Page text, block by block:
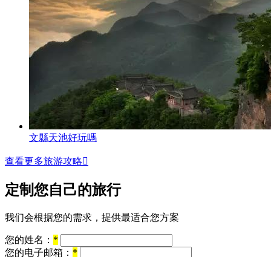
文縣天池好玩嗎
查看更多旅游攻略
定制您自己的旅行
我们会根据您的需求，提供最适合您方案
您的姓名： *
您的电子邮箱： *